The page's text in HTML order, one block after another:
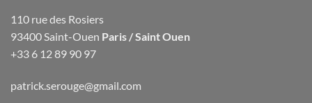
110 rue des Rosiers
93400 Saint-Ouen Paris / Saint Ouen
+33 6 12 89 90 97
patrick.serouge@gmail.com